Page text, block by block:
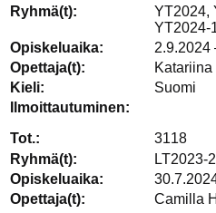
YT2024,
YT2024-
2.9.2024
Suomi
3118
LT2023-
Camilla